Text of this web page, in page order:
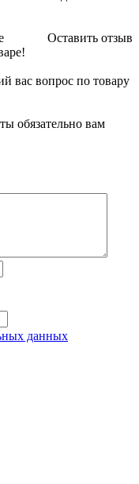
Оставить отзыв
вас вопрос по товару
обязательно вам
данных